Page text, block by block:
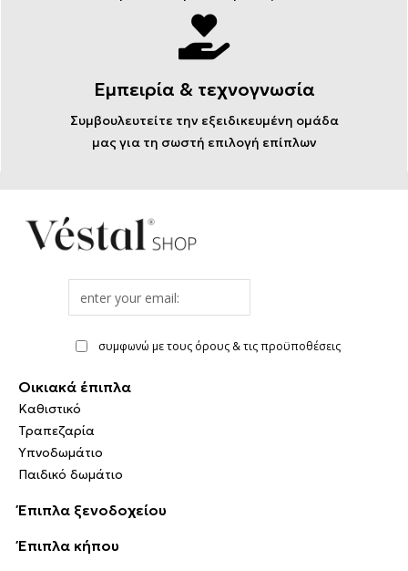
Εμπειρία & τεχνογνωσία
Συμβουλευτείτε την εξειδικευμένη ομάδα
μας για τη σωστή επιλογή επίπλων
συμφωνώ με τους όρους & τις προϋποθέσεις
Οικιακά έπιπλα
Καθιστικό
Τραπεζαρία
Υπνοδωμάτιο
Παιδικό δωμάτιο
Έπιπλα ξενοδοχείου
Έπιπλα κήπου